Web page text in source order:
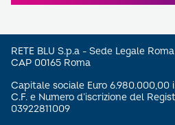
RETE BLU S.p.a - Sede Legale
CAP 00165 Roma
Capitale sociale Euro 6.980.000,00
C.F. e Numero d’iscrizione del
03922811009